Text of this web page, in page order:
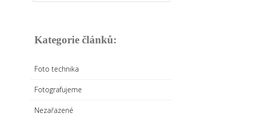
Kategorie článků:
Foto technika
Fotografujeme
Nezařazené